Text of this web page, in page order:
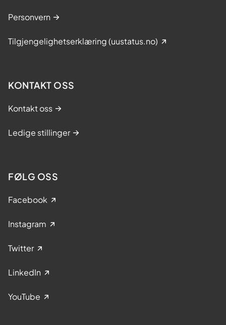
Personvern
Tilgjengelighetserklæring (uustatus.no)
KONTAKT OSS
Kontakt oss
Ledige stillinger
FØLG OSS
Facebook
Instagram
Twitter
LinkedIn
YouTube